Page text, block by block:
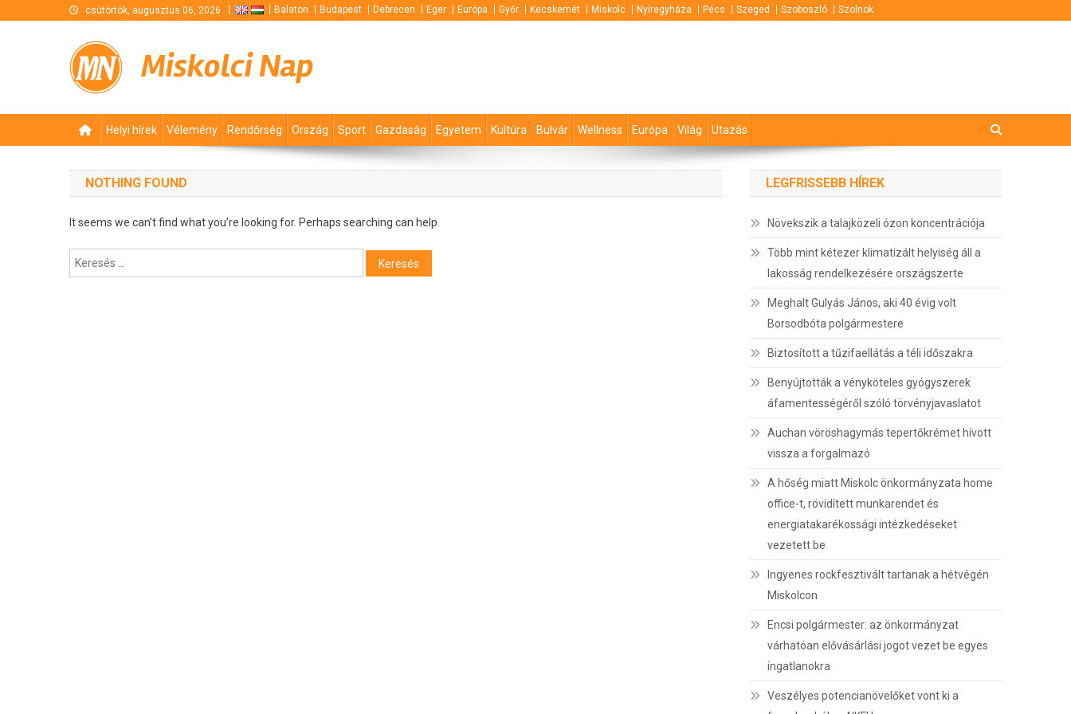
csütörtök, augusztus 06, 2026 Balaton Budapest Debrecen Eger Európa Győr Kecskemét Miskolc Nyíregyháza Pécs Szeged Szoboszló Szolnok
Miskolci Nap
Helyi hírek Vélemény Rendőrség Ország Sport Gazdaság Egyetem Kultúra Bulvár Wellness Európa Világ Utazás
NOTHING FOUND
It seems we can’t find what you’re looking for. Perhaps searching can help.
Keresés:
LEGFRISSEBB HÍREK
Növekszik a talajközeli ózon koncentrációja
Több mint kétezer klimatizált helyiség áll a
lakosság rendelkezésére országszerte
Meghalt Gulyás János, aki 40 évig volt
Borsodbóta polgármestere
Biztosított a tűzifaellátás a téli időszakra
Benyújtották a vényköteles gyógyszerek
áfamentességéről szóló törvényjavaslatot
Auchan vöröshagymás tepertőkrémet hívott
vissza a forgalmazó
A hőség miatt Miskolc önkormányzata home
office-t, rövidített munkarendet és
energiatakarékossági intézkedéseket
vezetett be
Ingyenes rockfesztivált tartanak a hétvégén
Miskolcon
Encsi polgármester: az önkormányzat
várhatóan elővásárlási jogot vezet be egyes
ingatlanokra
Veszélyes potencianövelőket vont ki a